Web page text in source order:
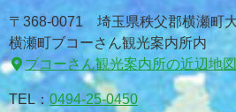
〒368-0071 埼玉県秩父郡横瀬町
横瀬町ブコーさん観光案内所内
ブコーさん観光案内所の近辺地図
TEL： 0494-25-0450